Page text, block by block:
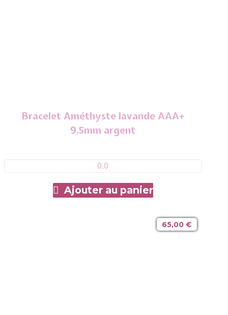
Bracelet Améthyste lavande AAA+
9.5mm argent
0.0
Ajouter au panier
65,00 €